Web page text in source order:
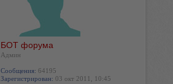
БОТ форума
Админ
Сообщения: 64195
Зарегистрирован: 03 окт 2011, 10:45